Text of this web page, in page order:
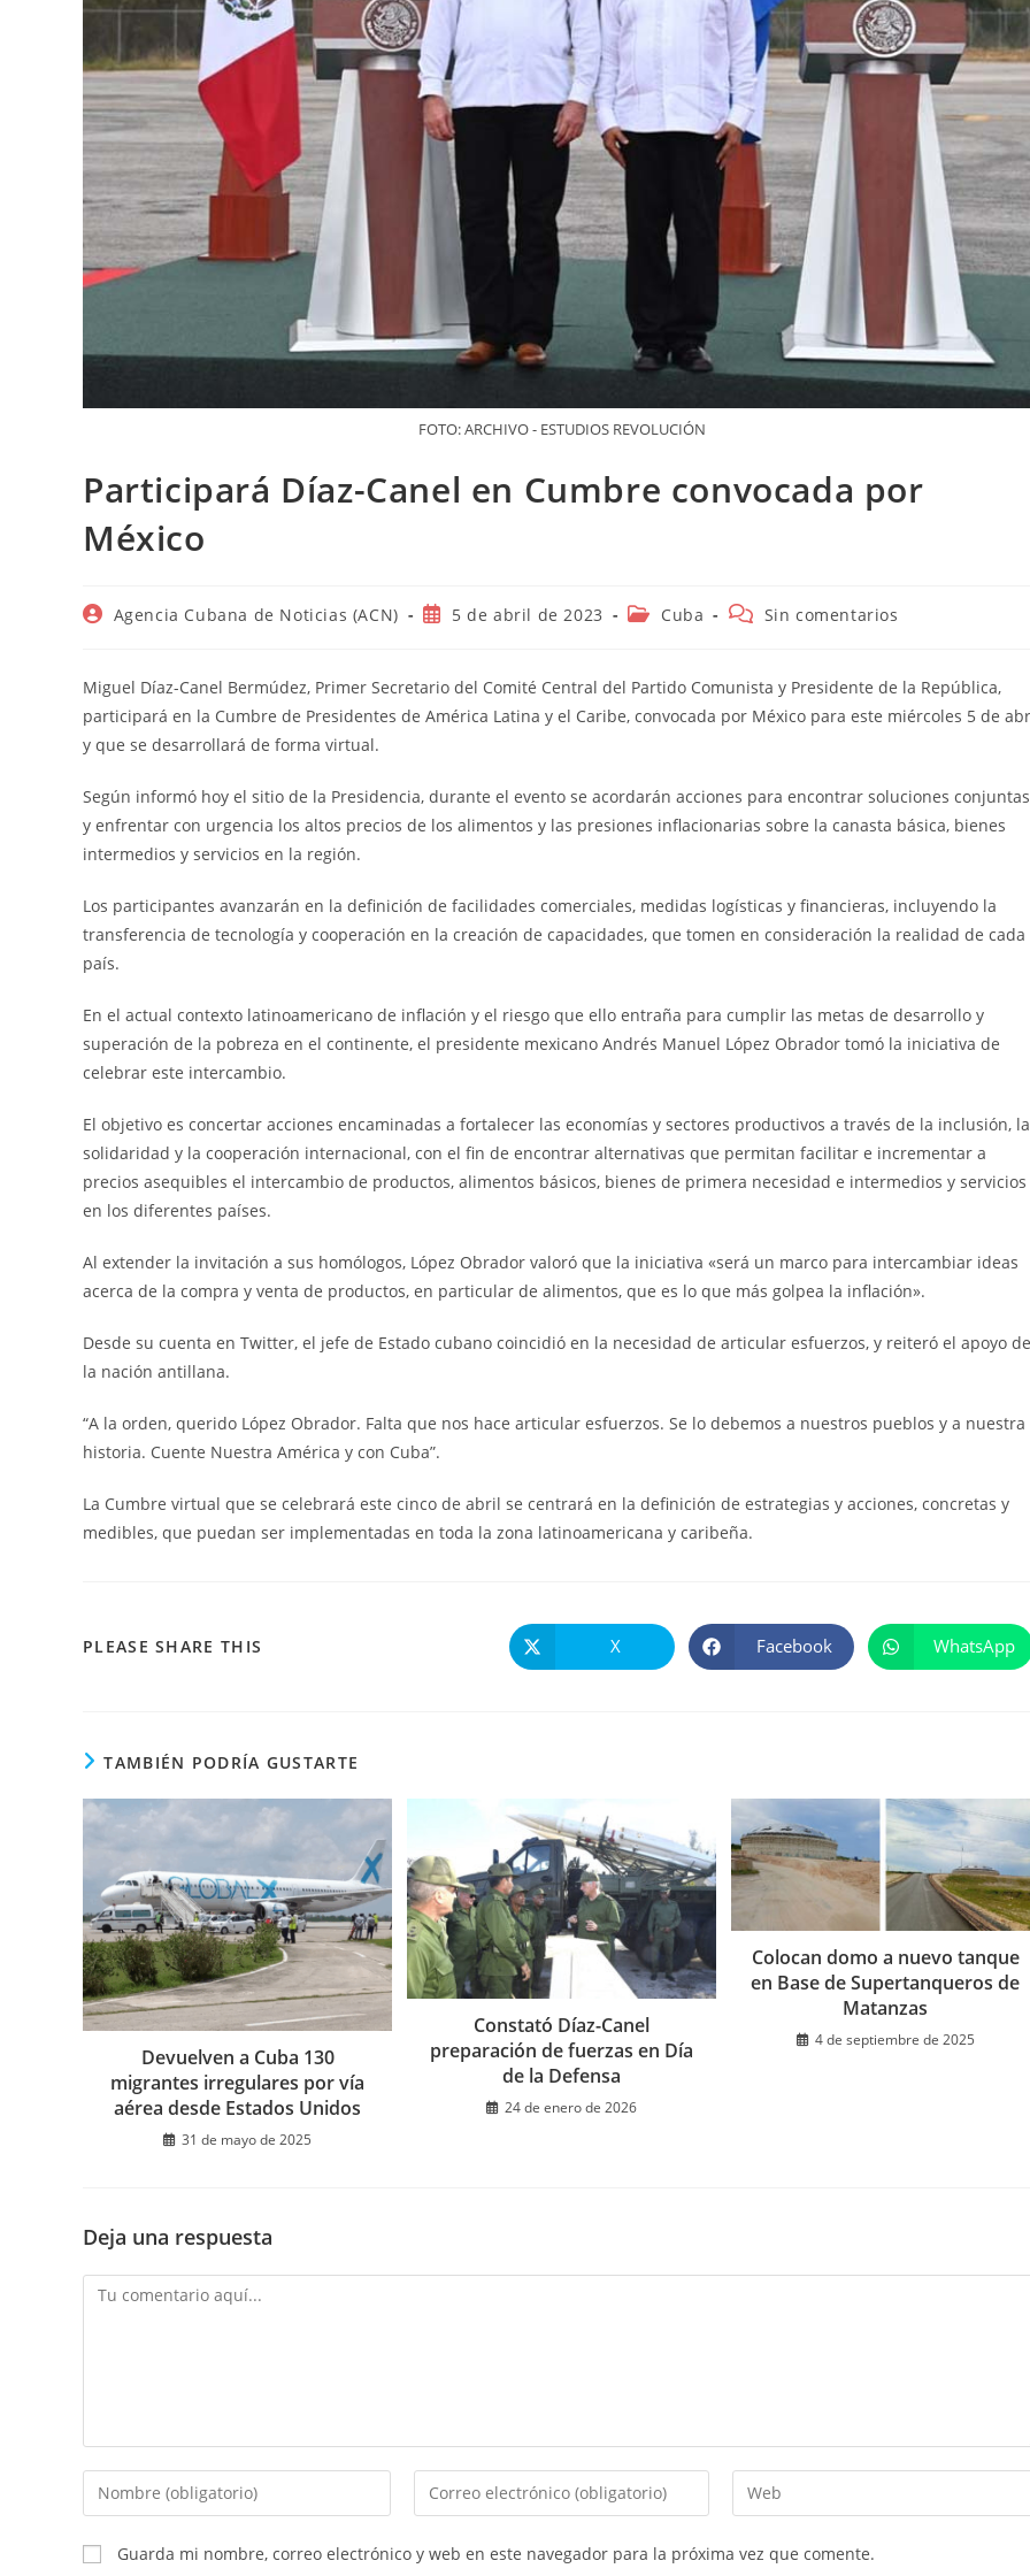
FOTO: ARCHIVO - ESTUDIOS REVOLUCIÓN
Participará Díaz-Canel en Cumbre convocada por
México
Autor
entrada:
Agencia Cubana de Noticias (ACN)
Publicación
entrada:
5 de abril de 2023
Categoría
entrada:
Cuba
Comentarios
entrada:
Sin comentarios
Miguel Díaz-Canel Bermúdez, Primer Secretario del Comité Central del Partido Comunista y Presidente de la República,
participará en la Cumbre de Presidentes de América Latina y el Caribe, convocada por México para este miércoles 5 de
y que se desarrollará de forma virtual.
Según informó hoy el sitio de la Presidencia, durante el evento se acordarán acciones para encontrar soluciones conjuntas
y enfrentar con urgencia los altos precios de los alimentos y las presiones inflacionarias sobre la canasta básica, bienes
intermedios y servicios en la región.
Los participantes avanzarán en la definición de facilidades comerciales, medidas logísticas y financieras, incluyendo la
transferencia de tecnología y cooperación en la creación de capacidades, que tomen en consideración la realidad de cada
país.
En el actual contexto latinoamericano de inflación y el riesgo que ello entraña para cumplir las metas de desarrollo y
superación de la pobreza en el continente, el presidente mexicano Andrés Manuel López Obrador tomó la iniciativa de
celebrar este intercambio.
El objetivo es concertar acciones encaminadas a fortalecer las economías y sectores productivos a través de la inclusión, la
solidaridad y la cooperación internacional, con el fin de encontrar alternativas que permitan facilitar e incrementar a
precios asequibles el intercambio de productos, alimentos básicos, bienes de primera necesidad e intermedios y servicios
en los diferentes países.
Al extender la invitación a sus homólogos, López Obrador valoró que la iniciativa «será un marco para intercambiar ideas
acerca de la compra y venta de productos, en particular de alimentos, que es lo que más golpea la inflación».
Desde su cuenta en Twitter, el jefe de Estado cubano coincidió en la necesidad de articular esfuerzos, y reiteró el apoyo de
la nación antillana.
“A la orden, querido López Obrador. Falta que nos hace articular esfuerzos. Se lo debemos a nuestros pueblos y a nuestra
historia. Cuente Nuestra América y con Cuba”.
La Cumbre virtual que se celebrará este cinco de abril se centrará en la definición de estrategias y acciones, concretas y
medibles, que puedan ser implementadas en toda la zona latinoamericana y caribeña.
PLEASE SHARE THIS
abre
X Se
abre
Facebook Se
abre
WhatsApp
TAMBIÉN PODRÍA GUSTARTE
Devuelven a Cuba 130
migrantes irregulares por vía
aérea desde Estados Unidos
31 de mayo de 2025
Constató Díaz-Canel
preparación de fuerzas en Día
de la Defensa
24 de enero de 2026
Colocan domo a nuevo tanque
en Base de Supertanqueros de
Matanzas
4 de septiembre de 2025
Deja una respuesta
Comentario
Introduce
tu
nombre
o
Introduce
tu
de
Introduce
la
Guarda mi nombre, correo electrónico y web en este navegador para la próxima vez que comente.